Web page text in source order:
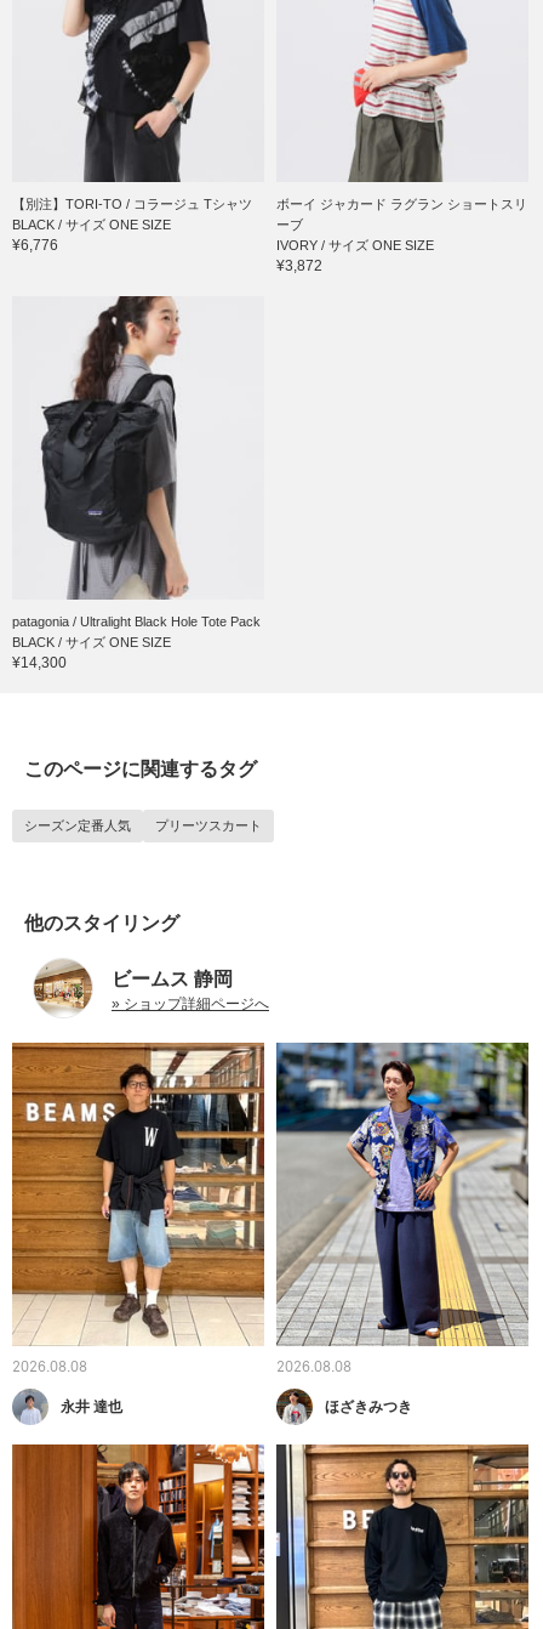
【別注】TORI-TO / コラージュ Tシャツ
BLACK / サイズ ONE SIZE
¥6,776
ボーイ ジャカード ラグラン ショートスリ
ーブ
IVORY / サイズ ONE SIZE
¥3,872
patagonia / Ultralight Black Hole Tote Pack
BLACK / サイズ ONE SIZE
¥14,300
このページに関連するタグ
シーズン定番人気 プリーツスカート
他のスタイリング
ビームス 静岡
» ショップ詳細ページへ
2026.08.08
永井 達也
2026.08.08
ほざきみつき